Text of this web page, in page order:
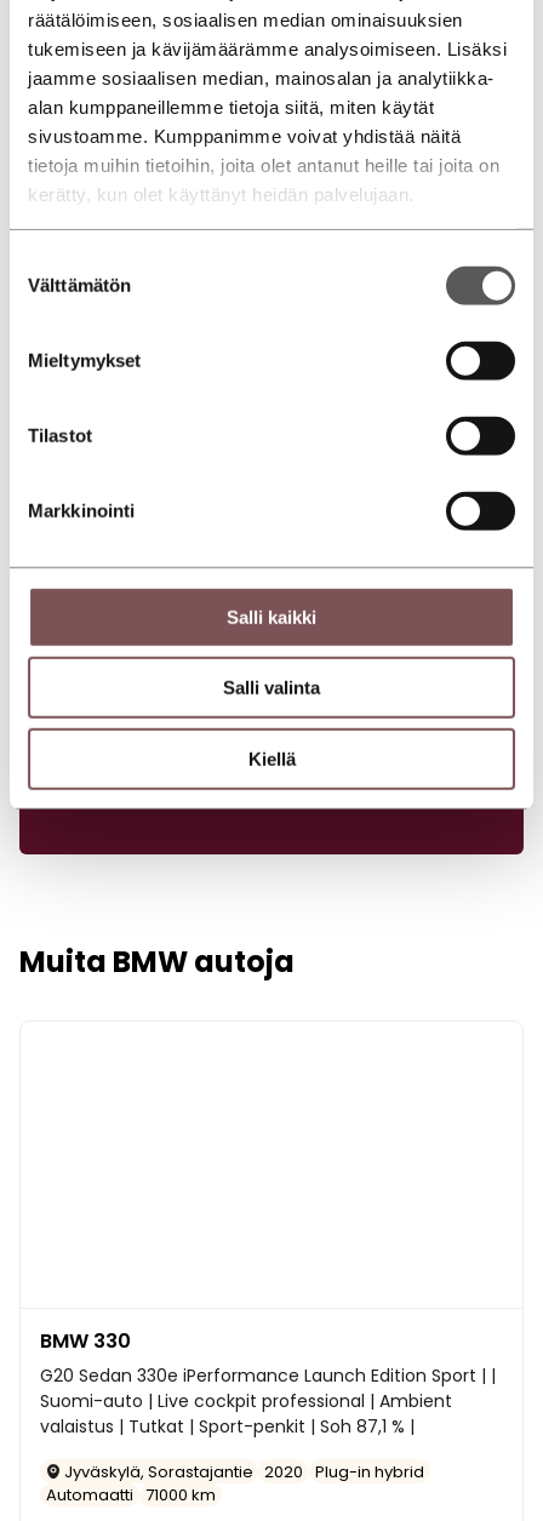
räätälöimiseen, sosiaalisen median ominaisuuksien
tukemiseen ja kävijämäärämme analysoimiseen. Lisäksi
jaamme sosiaalisen median, mainosalan ja analytiikka-
alan kumppaneillemme tietoja siitä, miten käytät
sivustoamme. Kumppanimme voivat yhdistää näitä
tietoja muihin tietoihin, joita olet antanut heille tai joita on
kerätty, kun olet käyttänyt heidän palvelujaan.
valinta
Välttämätön
Mieltymykset
Tilastot
Markkinointi
Salli kaikki
Salli valinta
Kiellä
Viimeinen suurempi erä €
Rahoitettava summa
Sopimusaika
hyväksytyn luottopäätöksen ja kaskovakuutuksen.
Laske rahoitus
Myy autosi meille
neuvotteluja tai piilokuluja? Lähetä meille tiedot
autostasi ja saat tarjouksen nopeasti – ei
sitoumuksia, vain reilu kauppa.
Muita BMW autoja
BMW 330
G20 Sedan 330e iPerformance Launch Edition Sport | |
Suomi-auto | Live cockpit professional | Ambient
valaistus | Tutkat | Sport-penkit | Soh 87,1 % |
Jyväskylä, Sorastajantie 2020 Plug-in hybrid
Automaatti 71000 km